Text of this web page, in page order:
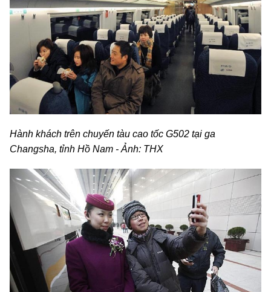
Hành khách trên chuyến tàu cao tốc G502 tại ga
Changsha, tỉnh Hồ Nam - Ảnh: THX